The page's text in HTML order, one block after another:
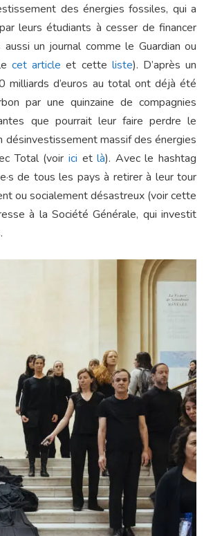
des énergies fossiles, qui a
leurs étudiants à cesser de financer
un journal comme le Guardian ou
cet article et cette liste). D’après un
milliards d’euros au total ont déjà été
par une quinzaine de compagnies
que pourrait leur faire perdre le
désinvestissement massif des énergies
Total (voirici etlà). Avec le hashtag
de tous les pays à retirer à leur tour
ou socialement désastreux (voir cette
à la Société Générale, qui investit